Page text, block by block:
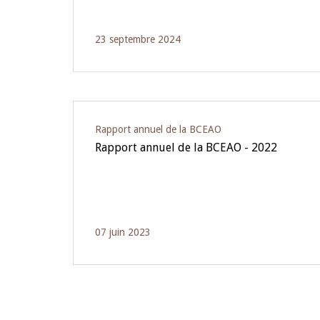
23 septembre 2024
Rapport annuel de la BCEAO
Rapport annuel de la BCEAO - 2022
07 juin 2023